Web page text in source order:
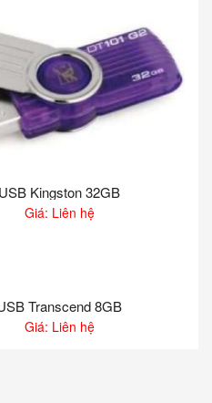
USB Kingston 32GB
Giá: Liên hệ
Transcend 8GB
Giá: Liên hệ